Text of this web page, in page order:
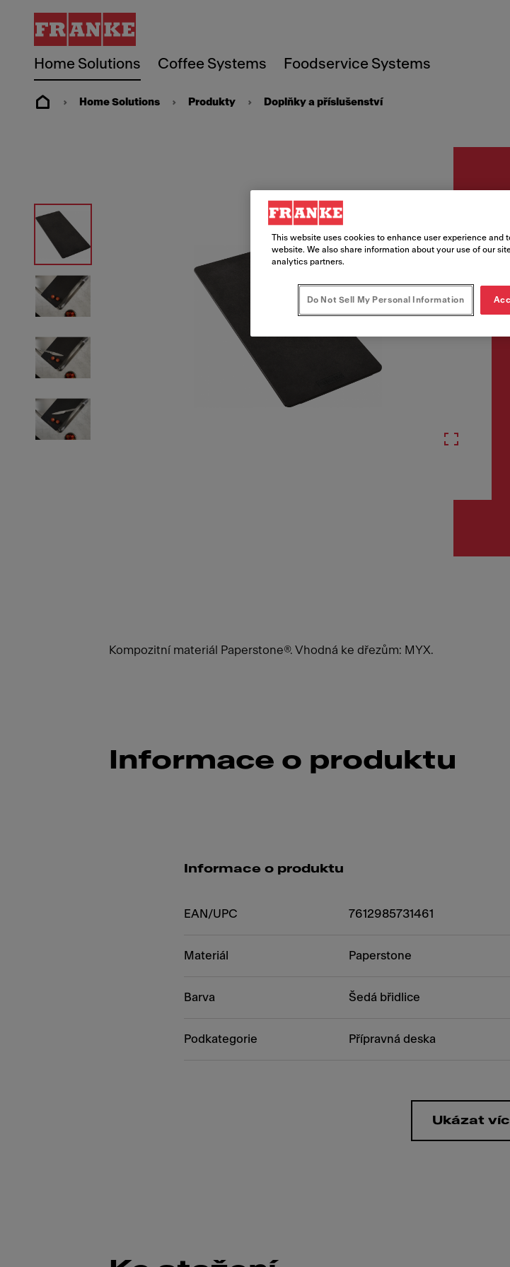
Home Solutions Coffee Systems Foodservice Systems
Home Solutions Produkty Doplňky a příslušenství
Kompozitní materiál Paperstone®. Vhodná ke dřezům: MYX.
Informace o produktu
Informace o produktu
EAN/UPC 7612985731461
Materiál Paperstone
Barva Šedá břidlice
Podkategorie Přípravná deska
Ukázat
This website uses cookies to enhance user experience and
website. We also share information about your use of our
analytics partners.
Do Not Sell My Personal Information